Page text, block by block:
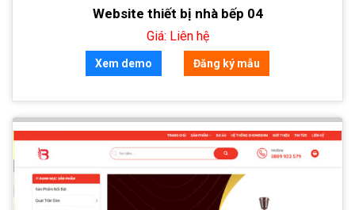
Website thiết bị nhà bếp 04
Giá: Liên hệ
Xem demo Đăng ký mẫu